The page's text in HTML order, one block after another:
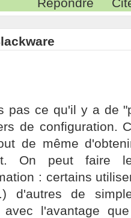
pas ce qu'il y a de
de configuration.
de même
On peut faire
: certains
d'autres de
avec l'avantage